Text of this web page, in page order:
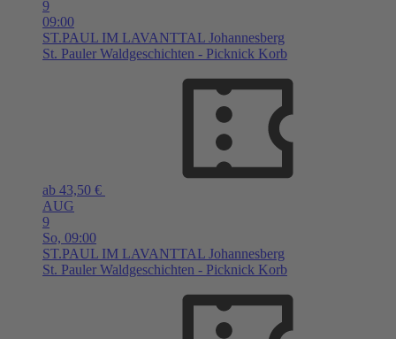
9
09:00
ST.PAUL IM LAVANTTAL Johannesberg
St. Pauler Waldgeschichten - Picknick Korb
ab 43,50 €
AUG
9
So, 09:00
ST.PAUL IM LAVANTTAL Johannesberg
St. Pauler Waldgeschichten - Picknick Korb